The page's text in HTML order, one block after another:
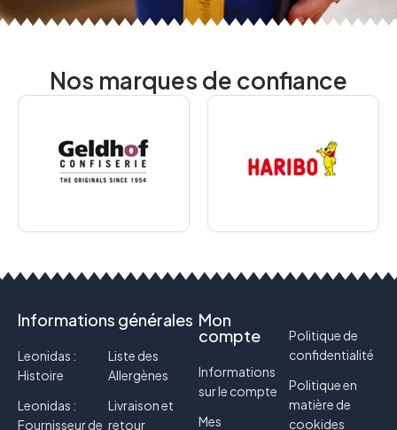
Nos marques de confiance
Informations générales
Leonidas :
Histoire
Leonidas :
Fournisseur de
Liste des
Allergènes
Livraison et
retour
Mon
compte
Informations
sur le compte
Mes
Politique de
confidentialité
Politique en
matière de
cookides